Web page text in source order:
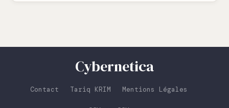
Cybernetica
Contact Tariq KRIM Mentions Légales